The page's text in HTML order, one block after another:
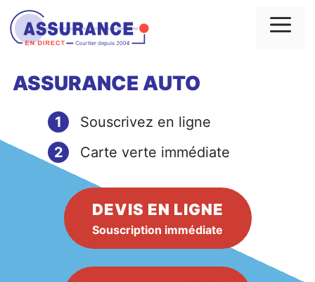
Aller
au
contenu
ASSURANCE AUTO
1
Souscrivez en ligne
2
Carte verte immédiate
DEVIS EN LIGNE
Souscription immédiate